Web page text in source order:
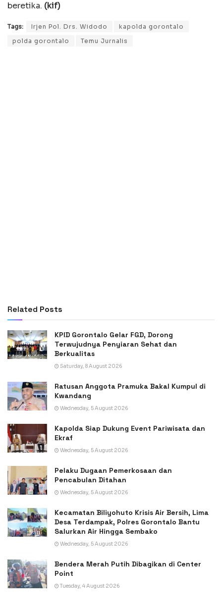
beretika. (kif)
Tags: Irjen Pol. Drs. Widodo
kapolda gorontalo
polda gorontalo
Temu Jurnalis
Related Posts
KPID Gorontalo Gelar FGD, Dorong
Terwujudnya Penyiaran Sehat dan
Berkualitas
Saturday, 8 August 2026
Ratusan Anggota Pramuka Bakal Kumpul di
Kwandang
Wednesday, 5 August 2026
Kapolda Siap Dukung Event Pariwisata dan
Ekraf
Wednesday, 5 August 2026
Pelaku Dugaan Pemerkosaan dan
Pencabulan Ditahan
Wednesday, 5 August 2026
Kecamatan Biliyohuto Krisis Air Bersih, Lima
Desa Terdampak, Polres Gorontalo Bantu
Salurkan Air Hingga Sembako
Wednesday, 5 August 2026
Bendera Merah Putih Dibagikan di Center
Point
Tuesday, 4 August 2026